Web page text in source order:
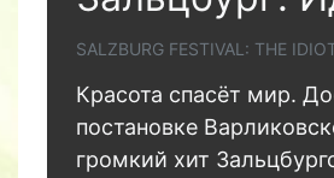
SALZBURG FESTIVAL: THE
Красота спасёт мир.
постановке
громкий хит